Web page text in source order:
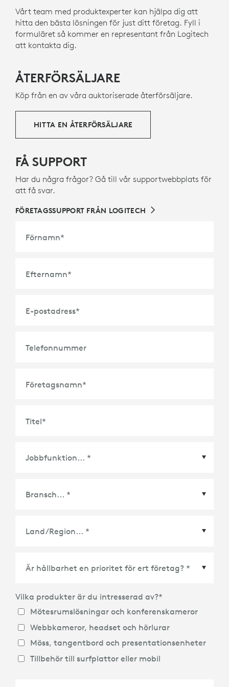
Vårt team med produktexperter kan hjälpa dig att
hitta den bästa lösningen för just ditt företag. Fyll i
formuläret så kommer en representant från Logitech
att kontakta dig.
ÅTERFÖRSÄLJARE
Köp från en av våra auktoriserade återförsäljare.
HITTA EN ÅTERFÖRSÄLJARE
FÅ SUPPORT
Har du några frågor? Gå till vår supportwebbplats för
att få svar.
FÖRETAGSSUPPORT FRÅN LOGITECH
Förnamn*
Efternamn*
E-postadress*
Telefonnummer
Företagsnamn*
Titel*
Land/Region
Vilka produkter är du intresserad av?*
Mötesrumslösningar och konferenskameror
Webbkameror, headset och hörlurar
Möss, tangentbord och presentationsenheter
Tillbehör till surfplattor eller mobil